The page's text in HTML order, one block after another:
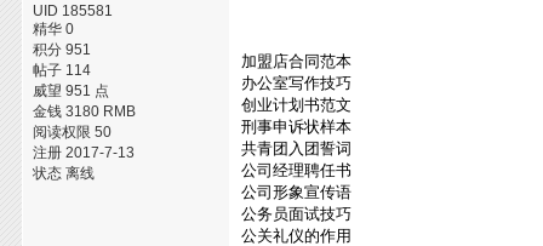
UID 185581
精华 0
积分 951
帖子 114
威望 951 点
金钱 3180 RMB
阅读权限 50
注册 2017-7-13
状态 离线
加盟店合同范本
办公室写作技巧
创业计划书范文
刑事申诉状样本
共青团入团誓词
公司经理聘任书
公司形象宣传语
公务员面试技巧
公关礼仪的作用